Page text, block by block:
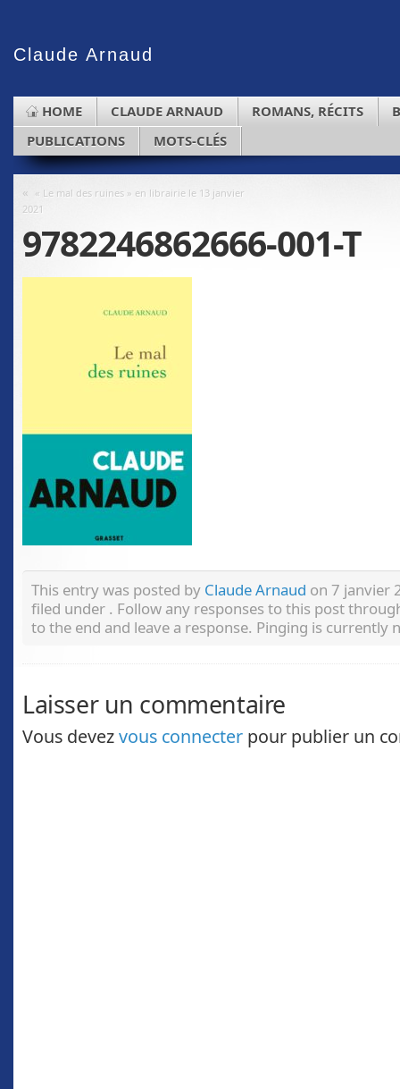
Claude Arnaud
HOME CLAUDE ARNAUD ROMANS, RÉCITS
PUBLICATIONS
MOTS-CLÉS
« « Le mal des ruines » en librairie le 13 janvier
2021
9782246862666-001-T
This entry was posted by Claude Arnaud on 7 janvier
filed under . Follow any responses to this post
to the end and leave a response. Pinging is currently
Laisser un commentaire
Vous devezvous connecter pour publier un